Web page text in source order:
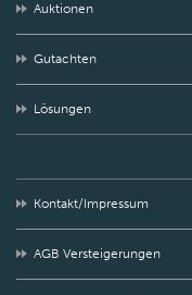
Auktionen
Gutachten
Lösungen
Kontakt/Impressum
AGB Versteigerungen